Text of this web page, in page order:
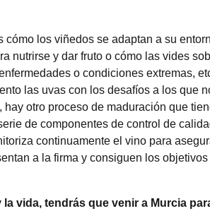
cómo los viñedos se adaptan a su
nutrirse y dar fruto o cómo las vides
o condiciones extremas,
las uvas con los desafíos a los que
otro proceso de maduración que
de componentes de control de
continuamente el vino para
a la firma y consiguen los
vida, tendrás que venir a Murcia